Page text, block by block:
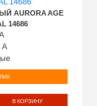
AURORA AGE
14686
А
В КОРЗИНУ